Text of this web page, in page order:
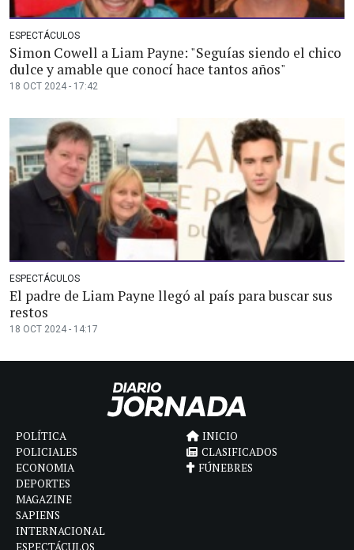
ESPECTÁCULOS
Simon Cowell a Liam Payne: "Seguías siendo el chico
dulce y amable que conocí hace tantos años"
18 OCT 2024 - 17:42
ESPECTÁCULOS
El padre de Liam Payne llegó al país para buscar sus
restos
18 OCT 2024 - 14:17
POLÍTICA
POLICIALES
ECONOMIA
DEPORTES
MAGAZINE
SAPIENS
INTERNACIONAL
ESPECTÁCULOS
INICIO
CLASIFICADOS
FÚNEBRES